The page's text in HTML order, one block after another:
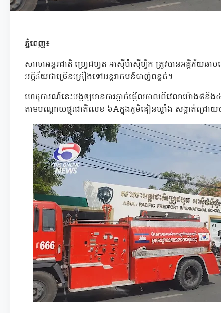
ភ្នំពេញ៖
សាលាអន្តរជាតិ ហ្រេ្វដហ្វត អាស៊ីប៉ាស៊ីហ្វិក ត្រូវបានអគ្គិភ័យឆាបឆ
អគ្គិភ័យជាច្រើនគ្រឿងទៅអន្តរាគមន៍បាញ់ពន្លត់។
ហេតុការណ៍នេះបង្កឲ្យមានការភ្ញាក់ផ្អើលកាលពីវេលាម៉ោង៨និ
តាមបណ្ដោយផ្លូវជាតិលេខ ៦Aក្នុងភូមិគៀនឃ្លាំង សង្កាត់ជ្រោយច